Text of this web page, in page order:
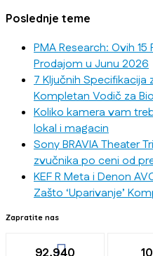
Poslednje teme
PMA Research: Ovih
Prodajom u Junu 2026
7 Ključnih
Kompletan Vodič za
Koliko kamera vam
lokal i magacin
Sony BRAVIA Theater
zvučnika po ceni od
KEF R Meta i Denon
Zašto ‘Uparivanje’
Zapratite nas